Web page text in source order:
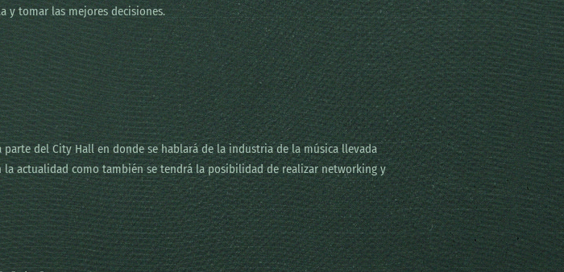
y tomar las mejores decisiones.
del City Hall en donde se hablará de la industria de la música llevada
actualidad como también se tendrá la posibilidad de realizar networking y